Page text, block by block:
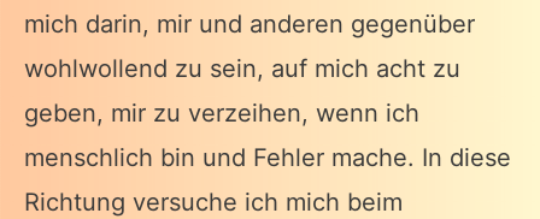
mich darin, mir und anderen gegenüber
wohlwollend zu sein, auf mich acht zu
geben, mir zu verzeihen, wenn ich
menschlich bin und Fehler mache. In diese
Richtung versuche ich mich beim